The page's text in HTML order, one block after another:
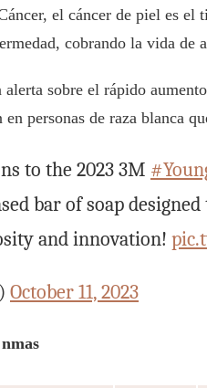
el cáncer de piel es
cobrando la vida de
sobre el rápido
en personas de raza blanca
to the 2023 3M
bar of soap
and innovation!
October 11, 2023
nmas